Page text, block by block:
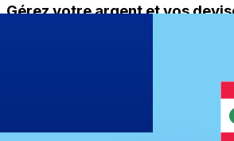
Gérez votre argent et vos
programmez des alertes de taux et
l'argent à l'étranger sans frais